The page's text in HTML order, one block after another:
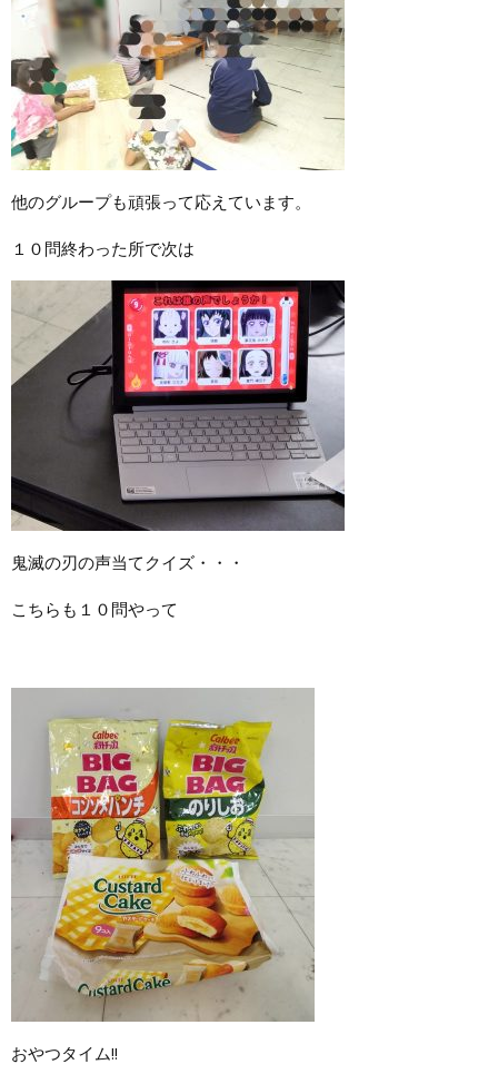
他のグループも頑張って応えています。
１０問終わった所で次は
鬼滅の刃の声当てクイズ・・・
こちらも１０問やって
おやつタイム!!